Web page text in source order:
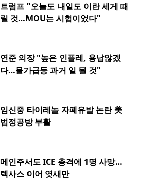
트럼프 "오늘도 내일도 이란 세게 때
릴 것…MOU는 시험이었다"
연준 의장 "높은 인플레, 용납않겠
다…물가급등 과거 일 될 것"
임신중 타이레놀 자폐유발 논란 美
법정공방 부활
메인주서도 ICE 총격에 1명 사망…
텍사스 이어 엿새만